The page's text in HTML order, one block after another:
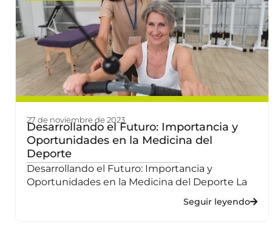
27 de noviembre de 2023
Desarrollando el Futuro: Importancia y
Oportunidades en la Medicina del
Deporte
Desarrollando el Futuro: Importancia y
Oportunidades en la Medicina del Deporte La
Seguir leyendo